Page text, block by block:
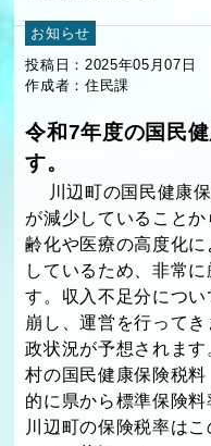
お知らせ
投稿日：2025年05月07日
作成者：住民課
令和7年度の国民
す。
川辺町の国民健康保
が減少していること
齢化や医療の高度化
しているため、非常
す。収入不足分につ
崩し、運営を行って
政状況が予想されま
村の国民健康保険税
的に県から標準保険
川辺町の保険税率は